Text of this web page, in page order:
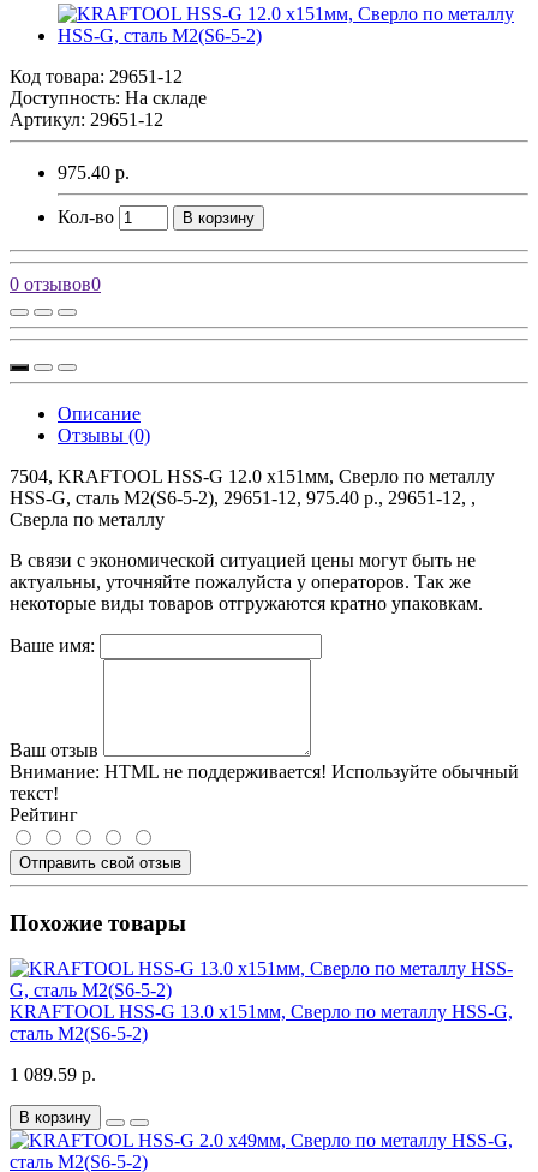
Код товара: 29651-12
Доступность: На складе
Артикул: 29651-12
975.40 р.
Кол-во В корзину
0 отзывов0
Описание
Отзывы (0)
7504, KRAFTOOL HSS-G 12.0 х151мм, Сверло по металлу
HSS-G, сталь М2(S6-5-2), 29651-12, 975.40 р., 29651-12, ,
Сверла по металлу
В связи с экономической ситуацией цены могут быть не
актуальны, уточняйте пожалуйста у операторов. Так же
некоторые виды товаров отгружаются кратно упаковкам.
Ваше имя:
Ваш отзыв
Внимание: HTML не поддерживается! Используйте обычный
текст!
Рейтинг
Отправить свой отзыв
Похожие товары
KRAFTOOL HSS-G 13.0 х151мм, Сверло по металлу HSS-G,
сталь М2(S6-5-2)
1 089.59 р.
В корзину